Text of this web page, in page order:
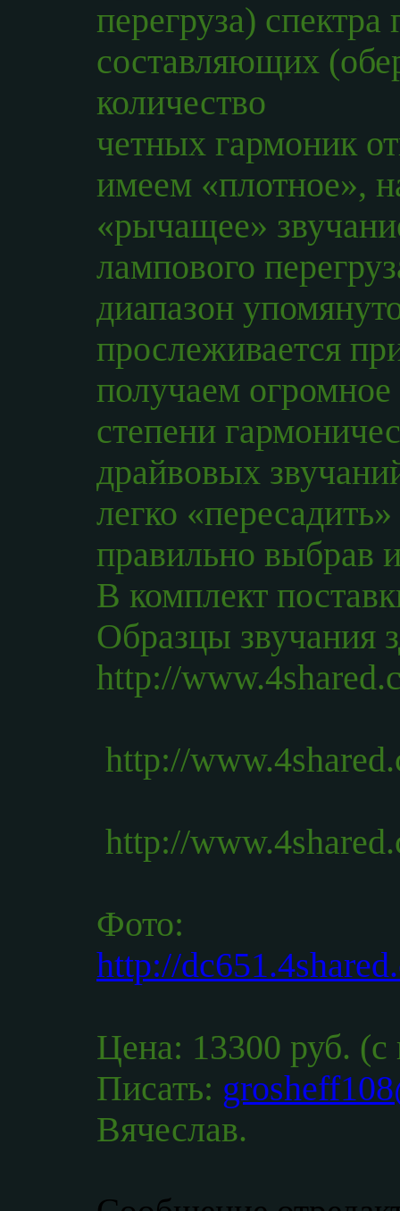
перегруза)
составляющих
количество
четных гармоник
имеем «плотное»,
«рычащее»
лампового
диапазон
прослеживается
получаем
степени
драйвовых
легко
правильно выбрав
В комплект
Образцы звучания
http://
http://
http://
Фото:
http://
Цена: 13300 руб. (с
Писать:
Вячеслав.